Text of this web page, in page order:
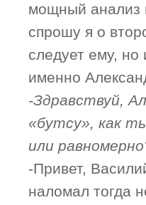
мощный анализ
спрошу я о
следует ему, но
именно
-Здравствуй,
«бутсу», как
или
-Привет,
наломал тогда